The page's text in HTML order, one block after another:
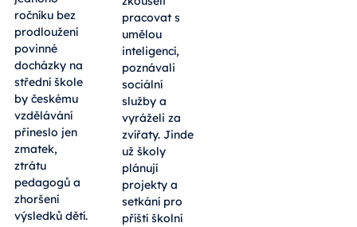
ročníku bez
prodloužení
povinné
docházky na
střední škole
by českému
vzdělávání
přineslo jen
zmatek,
ztrátu
pedagogů a
zhoršení
výsledků dětí.
pracovat s
umělou
inteligencí,
poznávali
sociální
služby a
vyráželi za
zvířaty. Jinde
už školy
plánují
projekty a
setkání pro
příští školní